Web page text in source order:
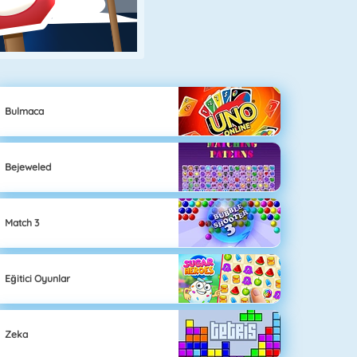
Bulmaca
Bejeweled
Match 3
Eğitici Oyunlar
Zeka